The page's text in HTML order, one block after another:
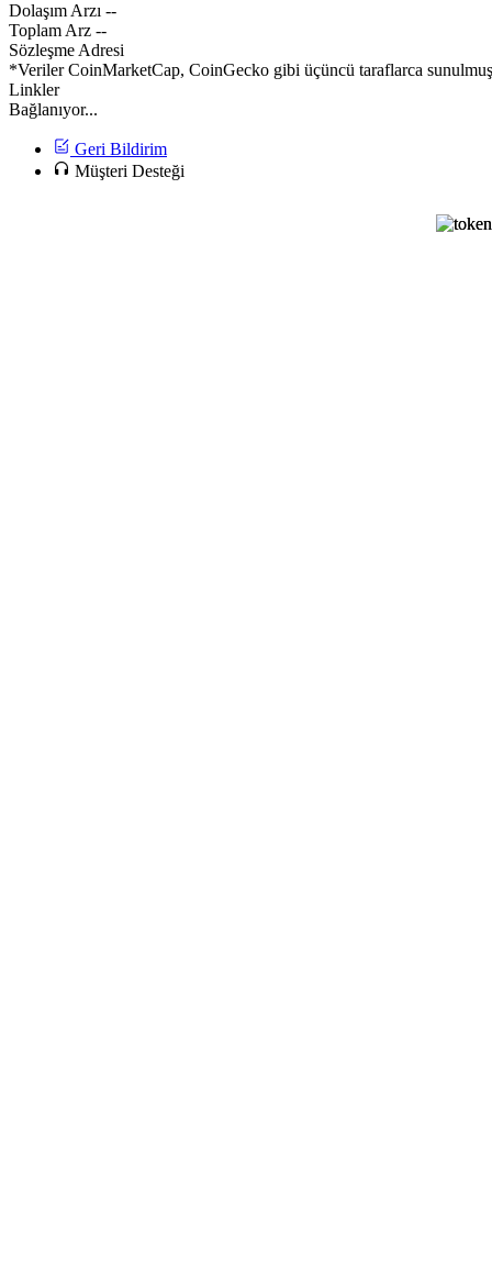
Dolaşım Arzı --
Toplam Arz --
Sözleşme Adresi
*Veriler CoinMarketCap, CoinGecko gibi üçüncü taraflarca
Linkler
Bağlanıyor...
Geri Bildirim
Müşteri Desteği